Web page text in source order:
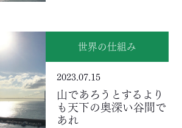
世界の仕組み
2023.07.15
山であろうとするより
も天下の奥深い谷間で
あれ